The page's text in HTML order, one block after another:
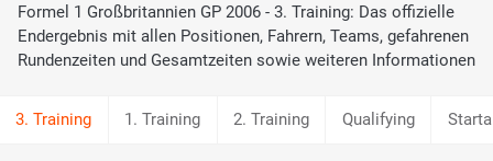
Formel 1 Großbritannien GP 2006 - 3. Training: Das offizielle
Endergebnis mit allen Positionen, Fahrern, Teams, gefahrenen
Rundenzeiten und Gesamtzeiten sowie weiteren Informationen
1. Training 2. Training Qualifying